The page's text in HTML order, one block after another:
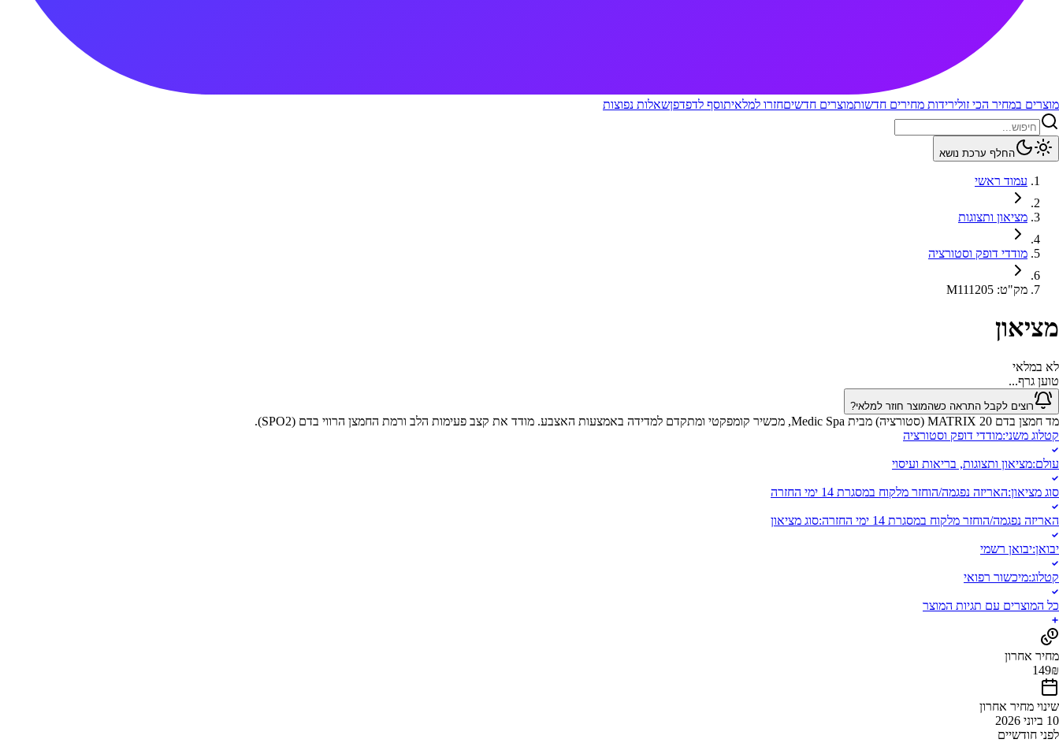
מוצרים במחיר הכי זולירידות מחירים חדשותמוצרים חדשיםחזרו למלאיתוסף לדפדפןשאלות נפוצות
החלף ערכת נושא
עמוד ראשי
מציאון ותצוגות
מודדי דופק וסטורציה
מק"ט:
M111205
מציאון
לא במלאי
טוען גרף...
רוצים לקבל התראה כשהמוצר חוזר למלאי?
מד חמצן בדם MATRIX 20 (סטורציה) מבית Medic Spa, מכשיר קומפקטי ומתקדם למדידה באמצעות האצבע. מודד את קצב פעימות הלב ורמת החמצן הרווי בדם (SPO2).
קטלוג משני:מודדי דופק וסטורציה
עולם:מציאון ותצוגות, בריאות ועיסוי
סוג מציאון:האריזה נפגמה/הוחזר מלקוח במסגרת 14 ימי החזרה
האריזה נפגמה/הוחזר מלקוח במסגרת 14 ימי החזרה :סוג מציאון
יבואן:יבואן רשמי
קטלוג:מיכשור רפואי
כל המוצרים עם תגיות המוצר
מחיר אחרון
149₪
שינוי מחיר אחרון
10 ביוני 2026
לפני חודשיים